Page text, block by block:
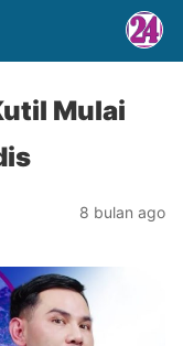
Mulai
8 bulan ago